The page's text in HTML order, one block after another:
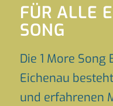
FÜR ALLE
SONG
Die 1 More Song
Eichenau
und erfahrenen